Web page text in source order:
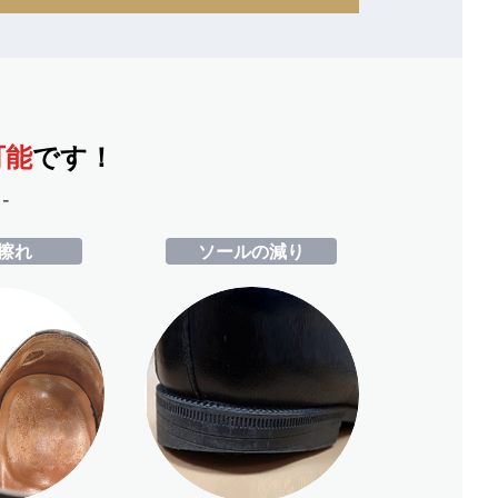
です！
-
れ ソールの減り